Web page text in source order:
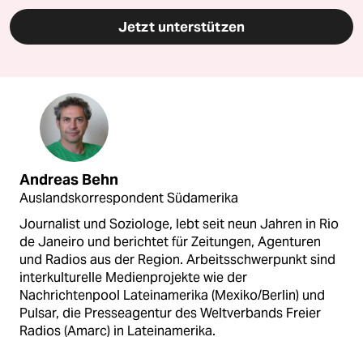
Jetzt unterstützen
Andreas Behn
Auslandskorrespondent Südamerika
Journalist und Soziologe, lebt seit neun Jahren in Rio
de Janeiro und berichtet für Zeitungen, Agenturen
und Radios aus der Region. Arbeitsschwerpunkt sind
interkulturelle Medienprojekte wie der
Nachrichtenpool Lateinamerika (Mexiko/Berlin) und
Pulsar, die Presseagentur des Weltverbands Freier
Radios (Amarc) in Lateinamerika.